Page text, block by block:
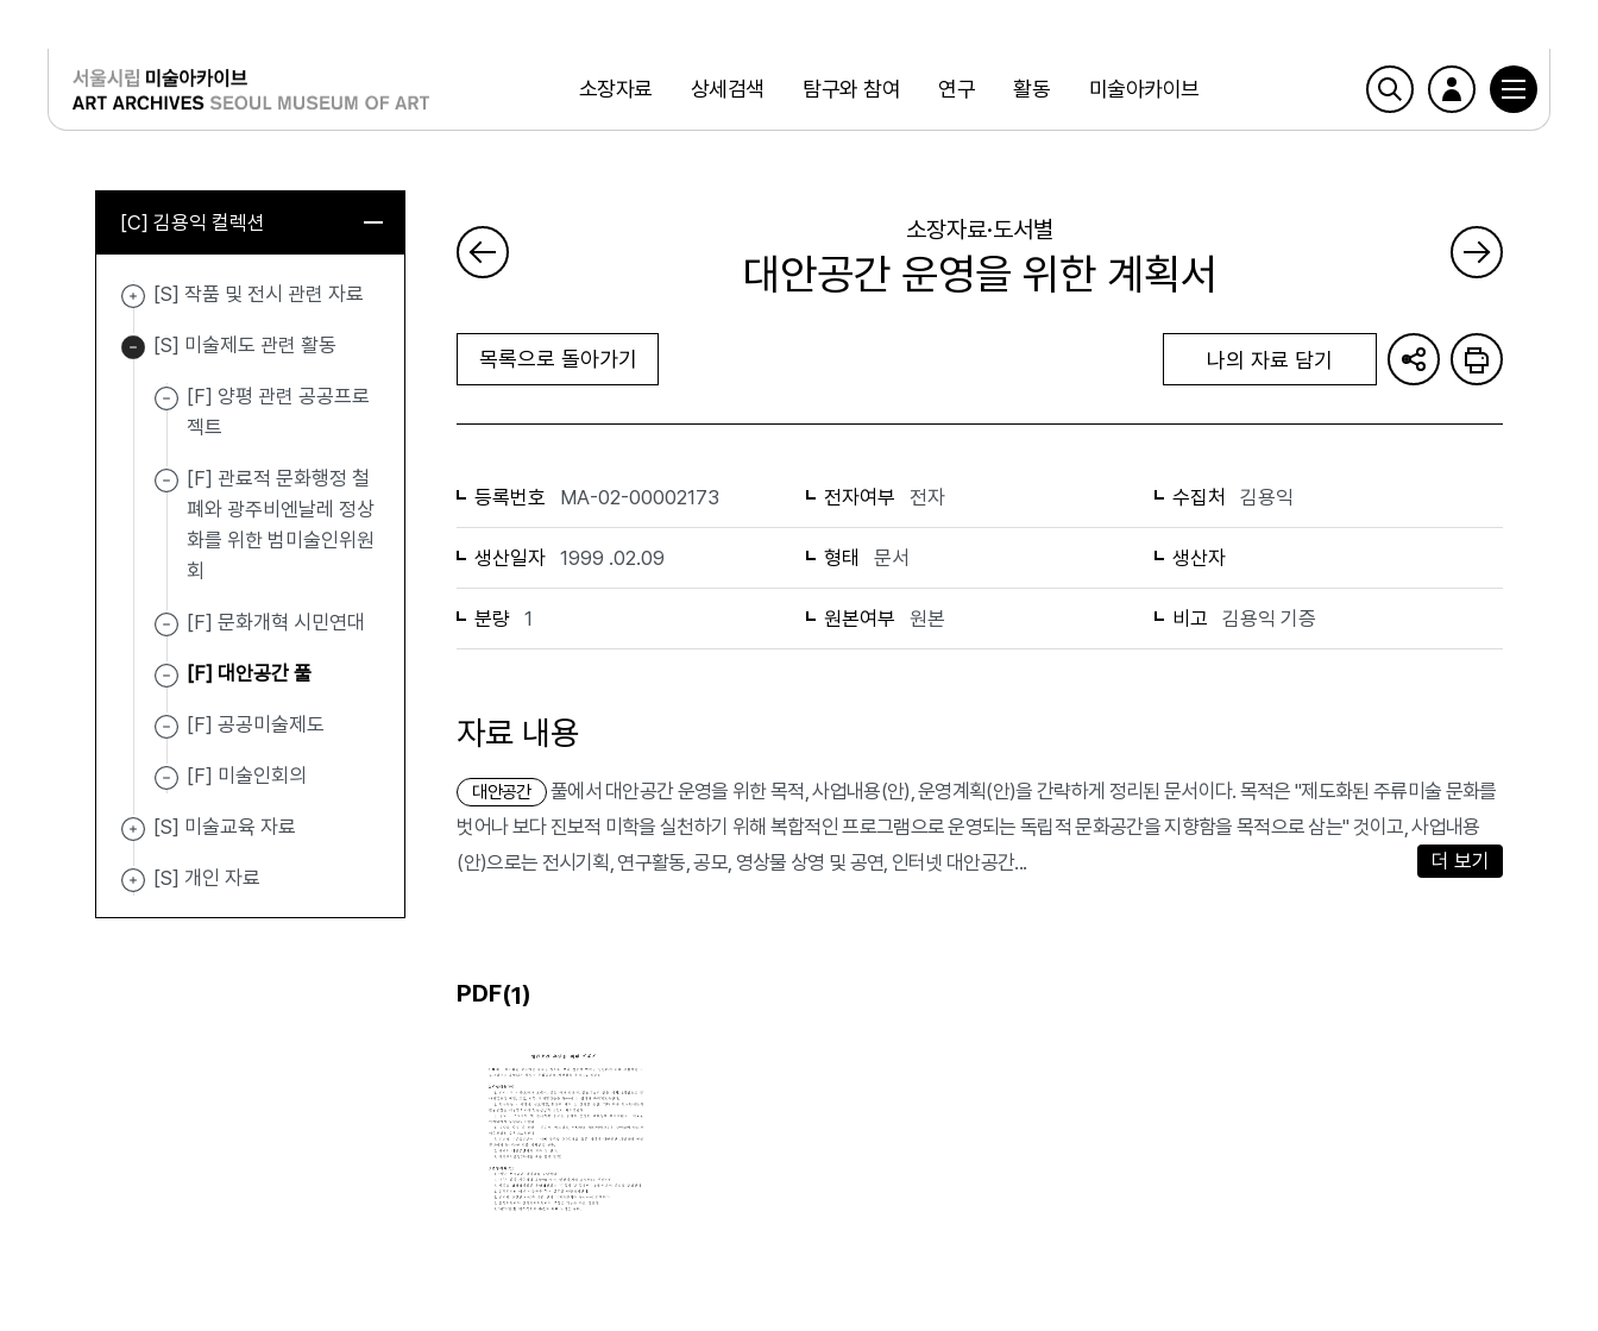
소장자료 상세검색 탐구와 참여 연구 활동 미술아카이브
검색
로그인
[C] 김용익 컬렉션
[S] 작품 및 전시 관련 자료
[S] 미술제도 관련 활동
[F] 양평 관련 공공프로
젝트
[F] 관료적 문화행정 철
폐와 광주비엔날레 정상
화를 위한 범미술인위원
회
[F] 문화개혁 시민연대
[F] 대안공간 풀
[F] 공공미술제도
[F] 미술인회의
[S] 미술교육 자료
[S] 개인 자료
소장자료·도서별
대안공간 운영을 위한 계획서
목록으로 돌아가기 나의 자료 담기
등록번호 MA-02-00002173 전자여부 전자 수집처 김용익
생산일자 1999 .02.09 형태 문서 생산자
분량 1 원본여부 원본 비고 김용익 기증
자료 내용
대안공간
풀에서 대안공간 운영을 위한 목적, 사업내용(안), 운영계획(안)을 간략하게 정리된 문서이다. 목적은 "제도화된 주류미술 문화를
벗어나 보다 진보적 미학을 실천하기 위해 복합적인 프로그램으로 운영되는 독립적 문화공간을 지향함을 목적으로 삼는" 것이고, 사업내용
(안)으로는 전시기획, 연구활동, 공모, 영상물 상영 및 공연, 인터넷 대안공간...
더 보기
PDF(1)